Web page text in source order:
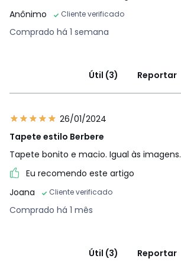
Anônimo
Cliente verificado
Comprado há 1 semana
Útil (3) Reportar
26/01/2024
Tapete estilo Berbere
Tapete bonito e macio. Igual às imagens.
Eu recomendo este artigo
Joana
Cliente verificado
Comprado há 1 mês
Útil (3) Reportar